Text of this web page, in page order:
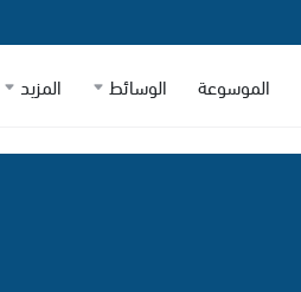
الموسوعة الوسائط المزيد